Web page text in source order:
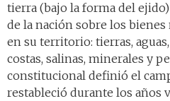
tierra (bajo la forma del
de la nación sobre los
en su territorio: tierras,
costas, salinas, minerales y
constitucional definió el
restableció durante los años